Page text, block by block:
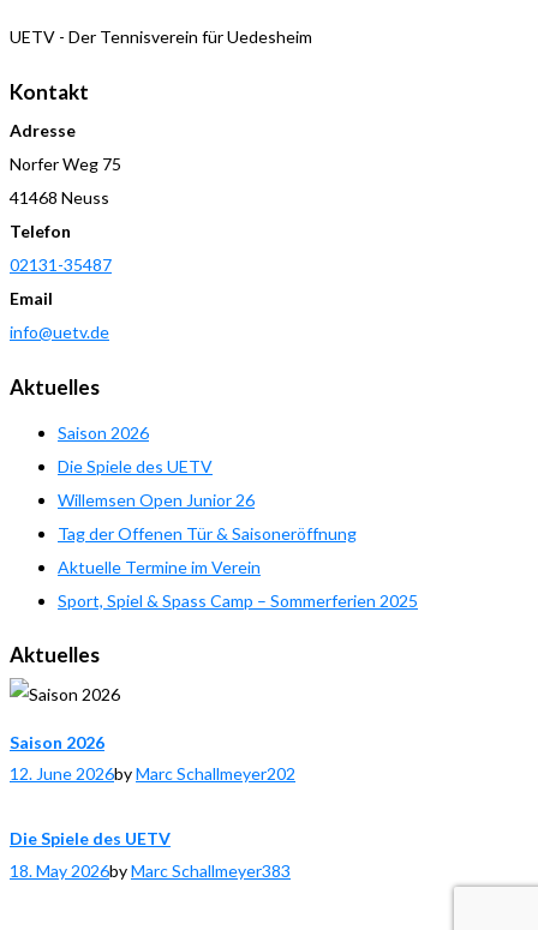
UETV - Der Tennisverein für Uedesheim
Kontakt
Adresse
Norfer Weg 75
41468 Neuss
Telefon
02131-35487
Email
info@uetv.de
Aktuelles
Saison 2026
Die Spiele des UETV
Willemsen Open Junior 26
Tag der Offenen Tür & Saisoneröffnung
Aktuelle Termine im Verein
Sport, Spiel & Spass Camp – Sommerferien 2025
Aktuelles
Saison 2026
12. June 2026byMarc Schallmeyer202
Die Spiele des UETV
18. May 2026byMarc Schallmeyer383